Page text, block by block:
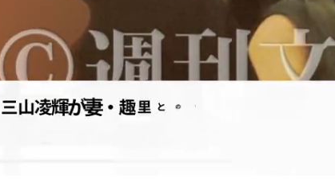
。でも…」本田圭佑が初めて明かした日本代表監督に...